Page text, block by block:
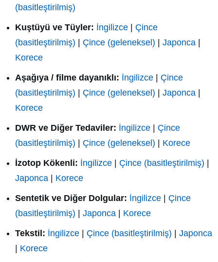
(basitleştirilmiş)
Kuştüyü ve Tüyler: İngilizce | Çince
(basitleştirilmiş) | Çince (geleneksel) | Japonca |
Korece
Aşağıya / filme dayanıklı: İngilizce | Çince
(basitleştirilmiş) | Çince (geleneksel) | Japonca |
Korece
DWR ve Diğer Tedaviler: İngilizce | Çince
(basitleştirilmiş) | Çince (geleneksel) | Korece
İzotop Kökenli: İngilizce | Çince (basitleştirilmiş) |
Japonca | Korece
Sentetik ve Diğer Dolgular: İngilizce | Çince
(basitleştirilmiş) | Japonca | Korece
Tekstil: İngilizce | Çince (basitleştirilmiş) | Japonca
| Korece